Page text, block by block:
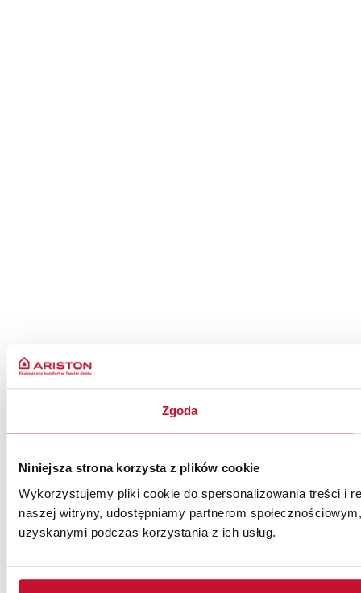
Zgoda
Niniejsza strona korzysta z plików cookie
Wykorzystujemy pliki cookie do spersonalizowania treści i
naszej witryny, udostępniamy partnerom
uzyskanymi podczas korzystania z ich usług.